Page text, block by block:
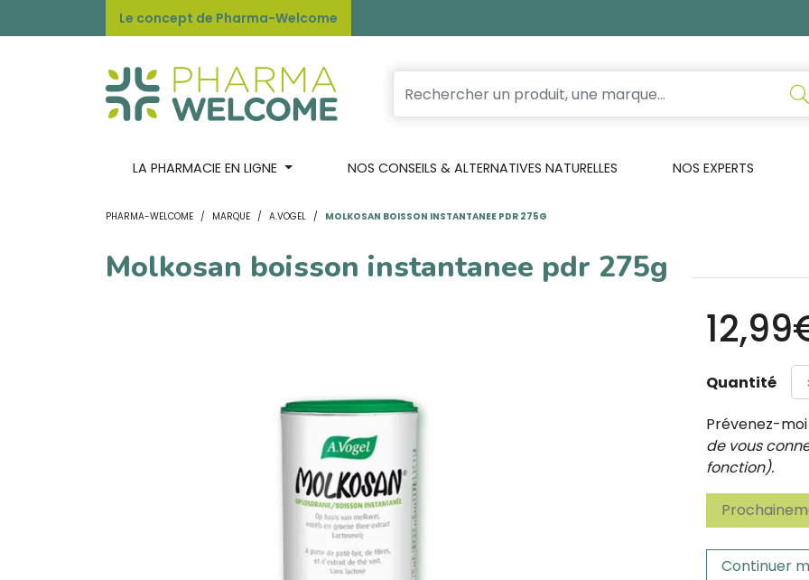
Le concept de Pharma-Welcome
LA PHARMACIE EN LIGNE NOS CONSEILS & ALTERNATIVES NATURELLES NOS EXPERTS
PHARMA-WELCOME MARQUE A.VOGEL MOLKOSAN BOISSON INSTANTANEE PDR 275G
Molkosan boisson instantanee pdr 275g
Quantité
Prévenez-
de vous
fonction).
Continuer